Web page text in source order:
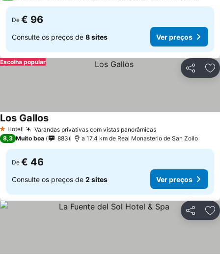
De € 96
Consulte os preços de 8 sites Ver preços
Partilhar
Escolha popular
1 Estrelas
Hotel Varandas privativas com vistas panorâmicasVer preços
Los GallosVer preços
8,3 Muito boa 883 a 17.4 km de Real Monasterio de San Zoilo
De € 46
Consulte os preços de 2 sites Ver preços
Partilhar